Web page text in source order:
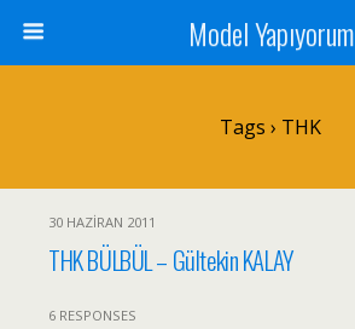
Model Yapıyorum
Tags › THK
30 HAZIRAN 2011
THK BÜLBÜL – Gültekin KALAY
6 RESPONSES